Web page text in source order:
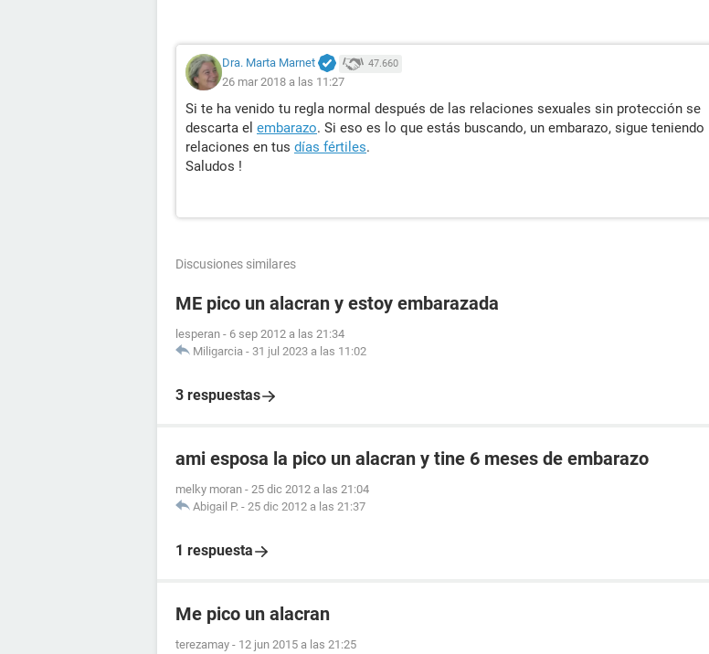
Dra. Marta Marnet 47.660
26 mar 2018 a las 11:27
Si te ha venido tu regla normal después de las relaciones sexuales sin protección se
descarta el embarazo. Si eso es lo que estás buscando, un embarazo, sigue teniendo
relaciones en tus días fértiles.
Saludos !
Discusiones similares
ME pico un alacran y estoy embarazada
lesperan - 6 sep 2012 a las 21:34
Miligarcia - 31 jul 2023 a las 11:02
3 respuestas
ami esposa la pico un alacran y tine 6 meses de embarazo
melky moran - 25 dic 2012 a las 21:04
Abigail P. - 25 dic 2012 a las 21:37
1 respuesta
Me pico un alacran
terezamay - 12 jun 2015 a las 21:25